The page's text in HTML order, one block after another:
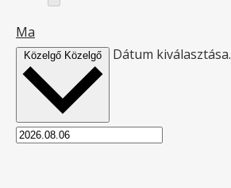
Ma
Közelgő Közelgő Dátum kiválasztása.